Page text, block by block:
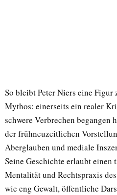
So bleibt Peter Niers eine Figur
Mythos: einerseits ein realer
schwere Verbrechen begangen
der frühneuzeitlichen
Aberglauben und mediale
Seine Geschichte erlaubt
Mentalität und Rechtspraxis
wie eng Gewalt, öffentliche